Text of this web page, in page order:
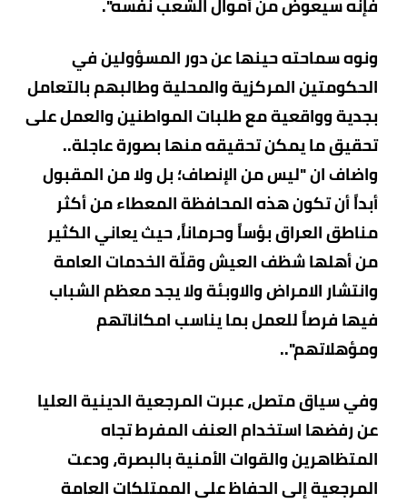
ونوه سماحته حينها عن دور المسؤولين في
الحكومتين المركزية والمحلية وطالبهم بالتعامل
بجدية وواقعية مع طلبات المواطنين والعمل على
تحقيق ما يمكن تحقيقه منها بصورة عاجلة..
واضاف ان "ليس من الإنصاف؛ بل ولا من المقبول
أبداً أن تكون هذه المحافظة المعطاء من أكثر
مناطق العراق بؤساً وحرماناً، حيث يعاني الكثير
من أهلها شظف العيش وقلّة الخدمات العامة
وانتشار الامراض والاوبئة ولا يجد معظم الشباب
فيها فرصاً للعمل بما يناسب امكاناتهم
ومؤهلاتهم"..
وفي سياق متصل، عبرت المرجعية الدينية العليا
عن رفضها استخدام العنف المفرط تجاه
المتظاهرين والقوات الأمنية بالبصرة، ودعت
المرجعية إلى الحفاظ على الممتلكات العامة